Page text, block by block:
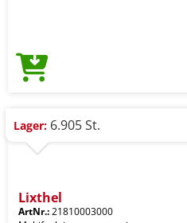
Lager: 6.905 St.
Lixthel
ArtNr.:21810003000